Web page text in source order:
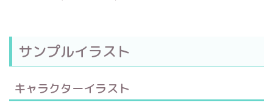
サンプルイラスト
キャラクターイラスト